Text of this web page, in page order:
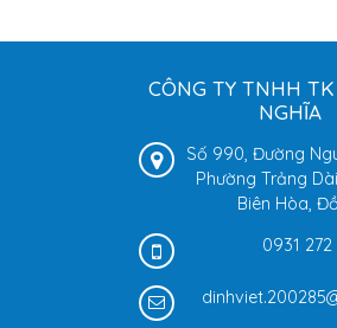
CÔNG TY TNHH
NGHĨA
Số 990, Đường
Phường Trảng
Biên Hòa,
0931 272